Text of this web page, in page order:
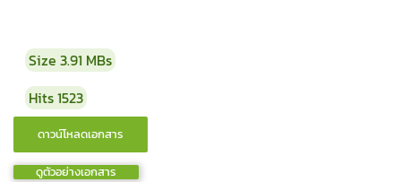
Size 3.91 MBs
Hits1523
ดูตัวอย่างเอกสาร